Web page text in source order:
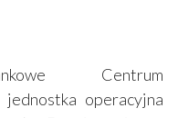
Centrum
operacyjna